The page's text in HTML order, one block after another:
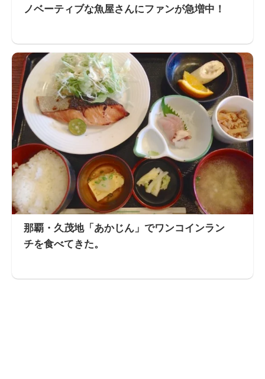
ノベーティブな魚屋さんにファンが急増中！
那覇・久茂地「あかじん」でワンコインラン
チを食べてきた。